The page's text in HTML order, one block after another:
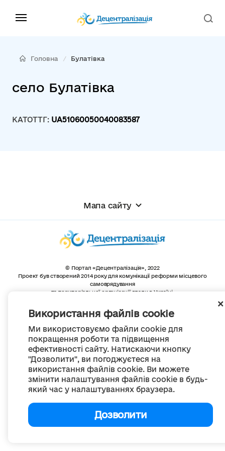
Використання файлів cookie
Ми використовуємо файли cookie для
покращення роботи та підвищення
ефективності сайту. Натискаючи кнопку
"Дозволити", ви погоджуєтеся на
використання файлів cookie. Ви можете
змінити налаштування файлів cookie в будь-
який час у налаштуваннях браузера.
Дозволити
Головна Булатівка
село Булатівка
КАТОТТГ: UA51060050040083587
Мапа сайту
© Портал «Децентралізація», 2022
Проект був створений 2014 року для комунікації реформи місцевого
самоврядування
та територіальної організації влади в Україні.
Весь контент доступний за ліцензією
Creative Commons Attribution 4.0 International license,
якщо не зазначено інше